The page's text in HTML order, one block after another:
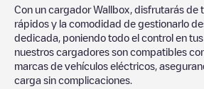
Con un cargador Wallbox, disfrutarás de
rápidos y la comodidad de gestionarlo
dedicada, poniendo todo el control en tus
nuestros cargadores son compatibles
marcas de vehículos eléctricos,
carga sin complicaciones.